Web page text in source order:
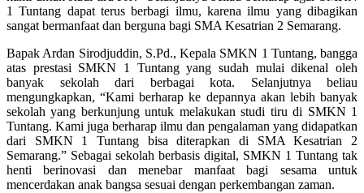
1 Tuntang dapat terus berbagi ilmu, karena ilmu yang dibagikan
sangat bermanfaat dan berguna bagi SMA Kesatrian 2 Semarang.
Bapak Ardan Sirodjuddin, S.Pd., Kepala SMKN 1 Tuntang, bangga
atas prestasi SMKN 1 Tuntang yang sudah mulai dikenal oleh
banyak sekolah dari berbagai kota. Selanjutnya beliau
mengungkapkan, “Kami berharap ke depannya akan lebih banyak
sekolah yang berkunjung untuk melakukan studi tiru di SMKN 1
Tuntang. Kami juga berharap ilmu dan pengalaman yang didapatkan
dari SMKN 1 Tuntang bisa diterapkan di SMA Kesatrian 2
Semarang.” Sebagai sekolah berbasis digital, SMKN 1 Tuntang tak
henti berinovasi dan menebar manfaat bagi sesama untuk
mencerdakan anak bangsa sesuai dengan perkembangan zaman.